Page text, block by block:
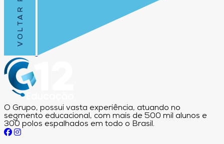
O Grupo, possui vasta experiência, atuando no
segmento educacional, com mais de 500 mil alunos e
300 polos espalhados em todo o Brasil.